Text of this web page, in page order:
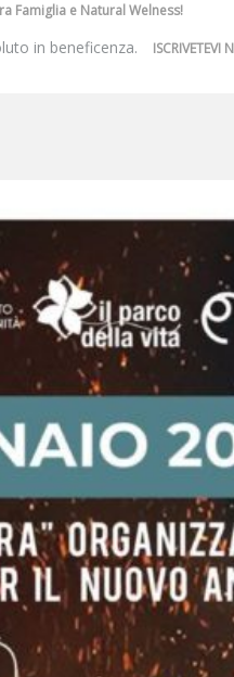
Famiglia e Natural Welness!
in beneficenza. ISCRIVETEVI